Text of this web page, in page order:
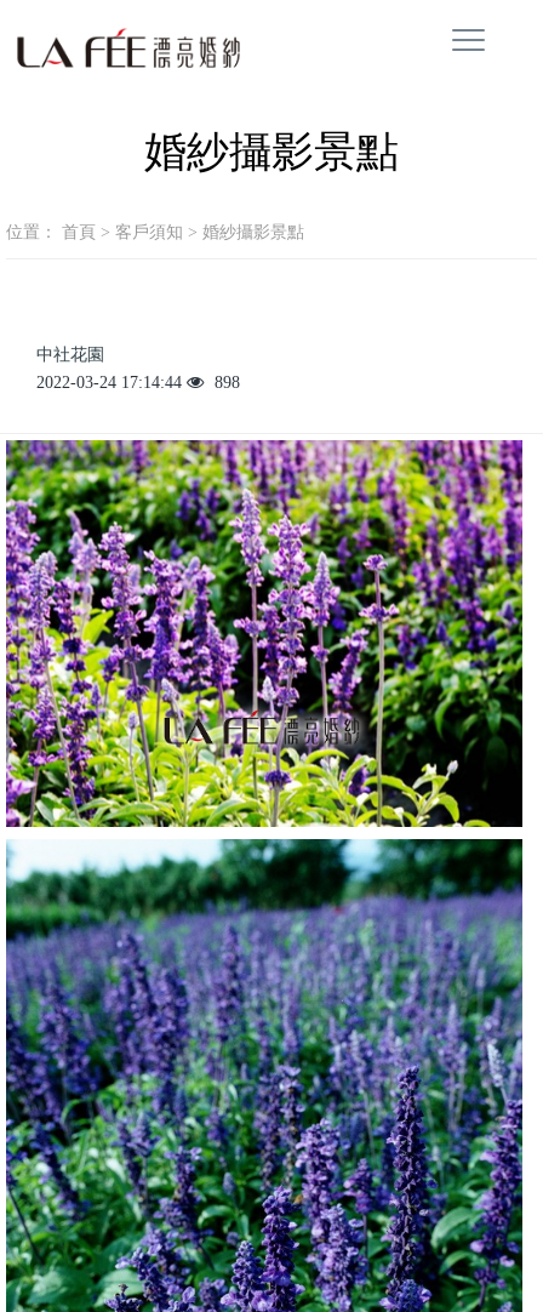
婚紗攝影景點
位置： 首頁 > 客戶須知 > 婚紗攝影景點
中社花園
2022-03-24 17:14:44 898